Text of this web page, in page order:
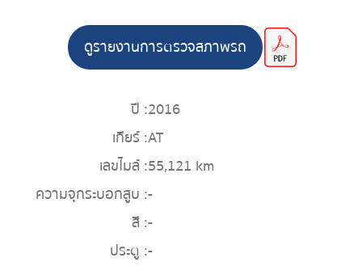
ดูรายงานการตรวจสภาพรถ
ปี :2016
เกียร์ :AT
เลขไมล์ :55,121 km
ความจุกระบอกสูบ :-
สี :-
ประตู :-